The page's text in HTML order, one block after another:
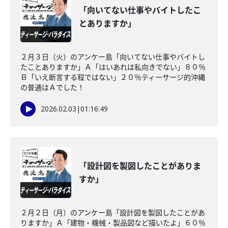
「向いてない仕事やバイトしたこ
とありますか」
２月３日（火）のアンケー島「向いてない仕事やバイトし
たことありますか」Ａ「はいあれは私向きでない」８０％
Ｂ「いえ断言する程ではない」２０％ティーサージ的沖縄
の普通はＡでした！
2026.02.03 |01:16:49
「設計図を製図したことがありま
すか」
２月２日（月）のアンケー島「設計図を製図したことがあ
りますか」Ａ「建物・機械・製品図など描いたよ」６０％